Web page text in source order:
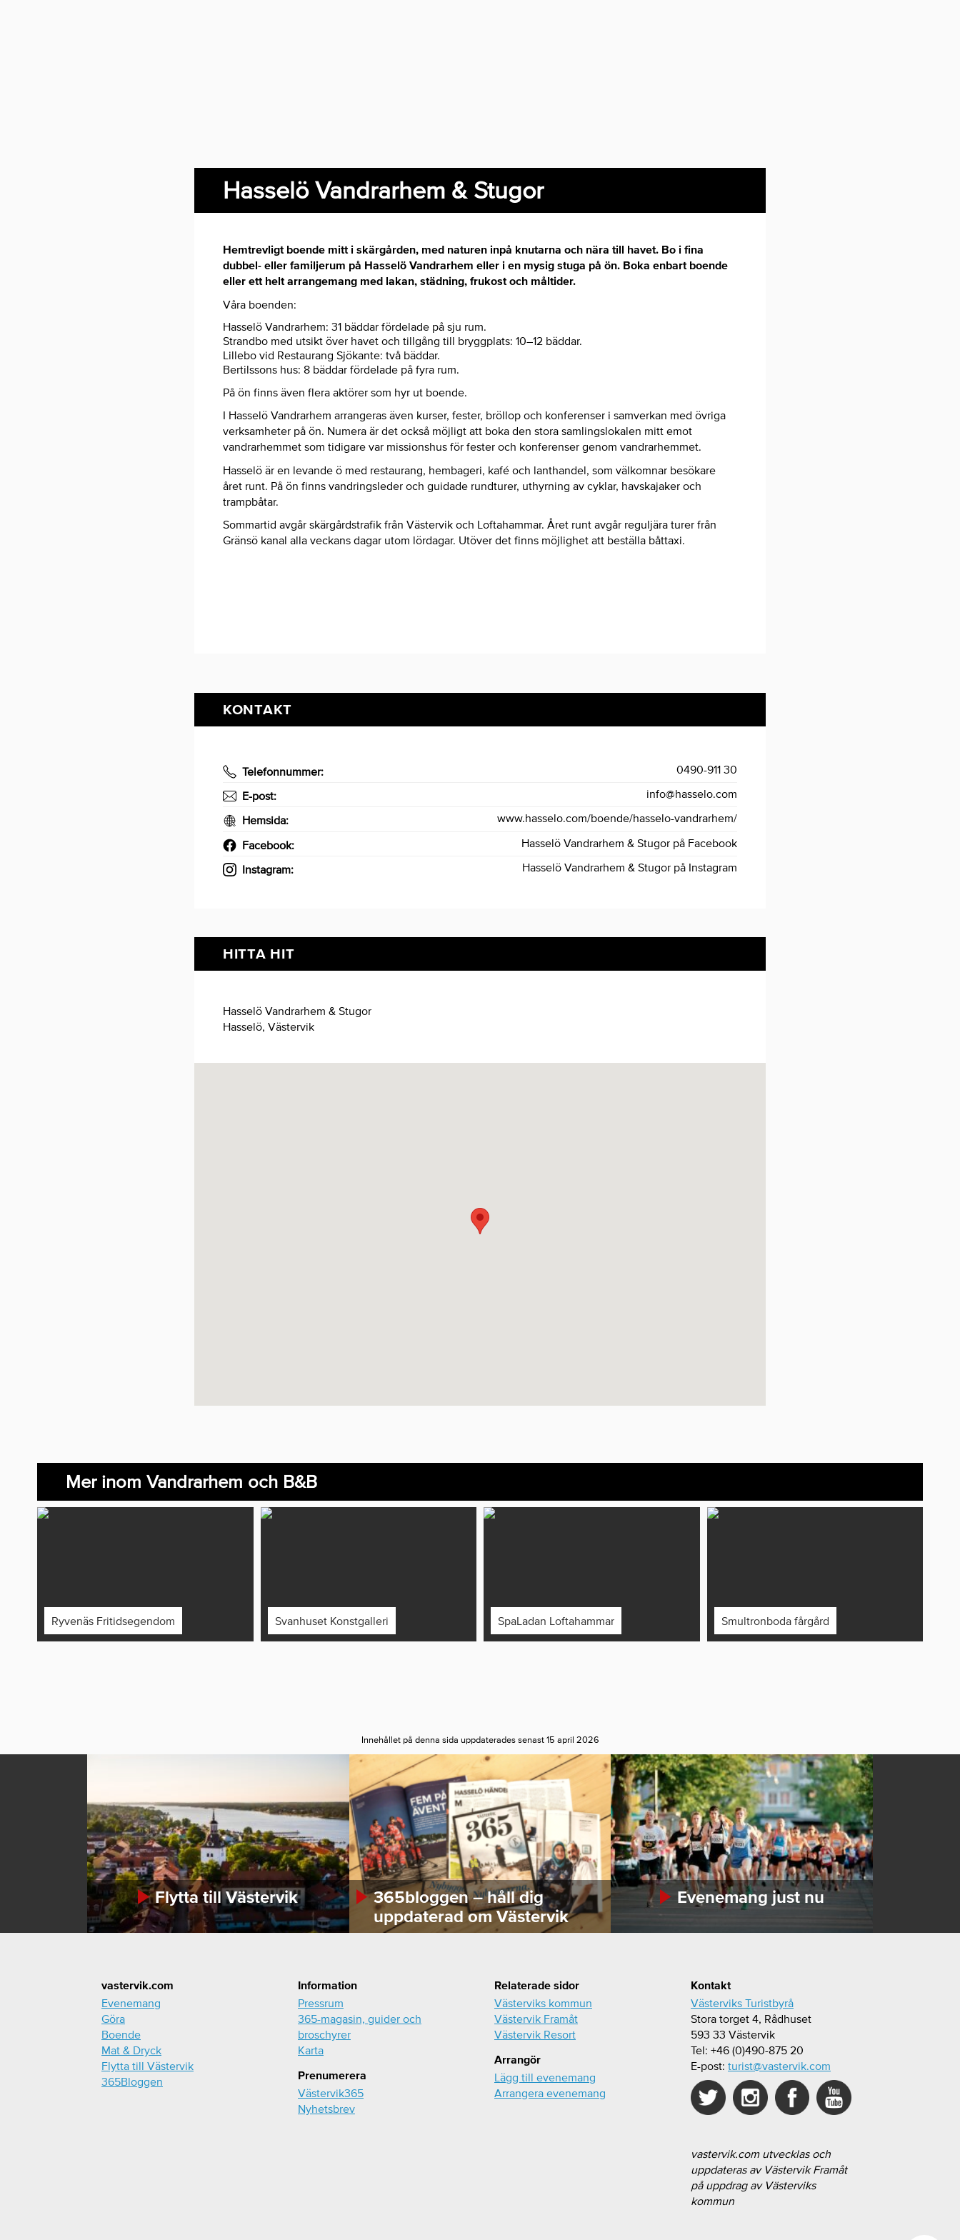
Hasselö Vandrarhem & Stugor
Hemtrevligt boende mitt i skärgården, med naturen inpå knutarna och nära till havet. Bo i fina
dubbel- eller familjerum på Hasselö Vandrarhem eller i en mysig stuga på ön. Boka enbart boende
eller ett helt arrangemang med lakan, städning, frukost och måltider.
Våra boenden:
Hasselö Vandrarhem: 31 bäddar fördelade på sju rum.
Strandbo med utsikt över havet och tillgång till bryggplats: 10–12 bäddar.
Lillebo vid Restaurang Sjökante: två bäddar.
Bertilssons hus: 8 bäddar fördelade på fyra rum.
På ön finns även flera aktörer som hyr ut boende.
I Hasselö Vandrarhem arrangeras även kurser, fester, bröllop och konferenser i samverkan med övriga
verksamheter på ön. Numera är det också möjligt att boka den stora samlingslokalen mitt emot
vandrarhemmet som tidigare var missionshus för fester och konferenser genom vandrarhemmet.
Hasselö är en levande ö med restaurang, hembageri, kafé och lanthandel, som välkomnar besökare
året runt. På ön finns vandringsleder och guidade rundturer, uthyrning av cyklar, havskajaker och
trampbåtar.
Sommartid avgår skärgårdstrafik från Västervik och Loftahammar. Året runt avgår reguljära turer från
Gränsö kanal alla veckans dagar utom lördagar. Utöver det finns möjlighet att beställa båttaxi.
KONTAKT
Telefonnummer: 0490-911 30
E-post: info@hasselo.com
Hemsida: www.hasselo.com/boende/hasselo-vandrarhem/
Facebook: Hasselö Vandrarhem & Stugor på Facebook
Instagram: Hasselö Vandrarhem & Stugor på Instagram
HITTA HIT
Hasselö Vandrarhem & Stugor
Hasselö, Västervik
Mer inom Vandrarhem och B&B
Ryvenäs Fritidsegendom Svanhuset Konstgalleri SpaLadan Loftahammar Smultronboda fårgård
Innehållet på denna sida uppdaterades senast 15 april 2026
Flytta till Västervik
365bloggen – håll dig
uppdaterad om Västervik
Evenemang just nu
vastervik.com
Evenemang
Göra
Boende
Mat & Dryck
Flytta till Västervik
365Bloggen
Information
Pressrum
365-magasin, guider och
broschyrer
Karta
Prenumerera
Västervik365
Nyhetsbrev
Relaterade sidor
Västerviks kommun
Västervik Framåt
Västervik Resort
Arrangör
Lägg till evenemang
Arrangera evenemang
Kontakt
Västerviks Turistbyrå
Stora torget 4, Rådhuset
593 33 Västervik
Tel: +46 (0)490-875 20
E-post: turist@vastervik.com
vastervik.com utvecklas och
uppdateras av Västervik Framåt
på uppdrag av Västerviks
kommun